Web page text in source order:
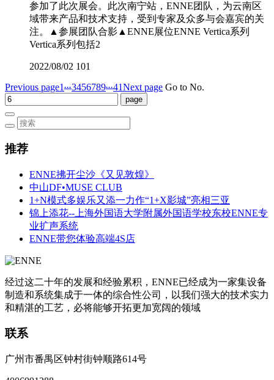
参加了此次展会。此次南宁站，ENNE团队，为云南区
域带来产品和技术支持，受到专家及众多与会嘉宾的关
注。▲参展团队合影▲ENNE展位ENNE Vertica系列
Vertica系列包括2
2022/08/02 101
Previous page1...3456789...41Next page Go to No.
推荐
ENNE拂开尘沙《又见敦煌》
中山DF•MUSE CLUB
1+N模式多娱乐又添一力作“1+X影城”亮相三亚
锦上添花--上海外国语大学附属外国语学校东校ENNE专
业扩声系统
ENNE带您体验高端4S店
经过这二十年的发展和经验累积，ENNE已经成为一家集设备
制造和系统集成于一体的综合性公司，以我们强大的技术实力
和精湛的工艺，必将能够开拓更加宽阔的领域
联系
广州市番禺区钟村街钟顺路614号